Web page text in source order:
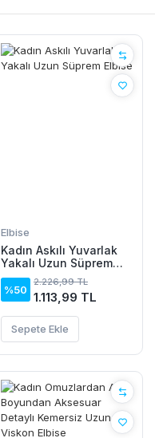
Elbise
Kadın Askılı Yuvarlak
Yakalı Uzun Süprem
Elbise
%50
2.226,99 TL
1.113,99 TL
Sepete Ekle